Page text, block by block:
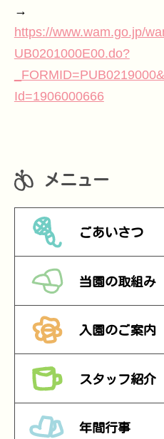
→
https://www.wam.go.jp/
UB0201000E00.do?
Id=1906000666
メニュー
ごあいさつ
当園の取組み
入園のご案内
スタッフ紹介
年間行事